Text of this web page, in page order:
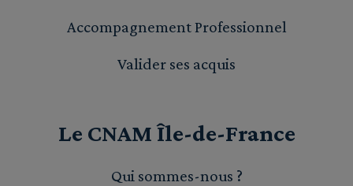
Accompagnement Professionnel
Valider ses acquis
Le CNAM Île-de-France
Qui sommes-nous ?